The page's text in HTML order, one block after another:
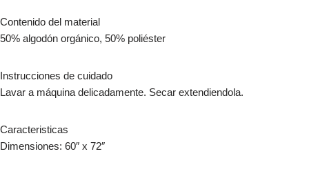
Contenido del material
50% algodón orgánico, 50% poliéster
Instrucciones de cuidado
Lavar a máquina delicadamente. Secar extendiendola.
Caracteristicas
Dimensiones: 60″ x 72″